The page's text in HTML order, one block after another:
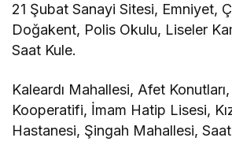
21 Şubat Sanayi Sitesi, Emniyet,
Doğakent, Polis Okulu, Liseler
Saat Kule.
Kaleardı Mahallesi, Afet
Kooperatifi, İmam Hatip Lisesi,
Hastanesi, Şingah Mahallesi,